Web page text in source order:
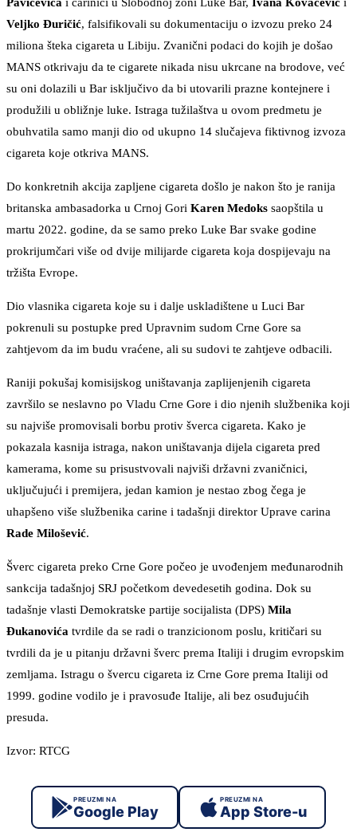
Veljko Đuričić, falsifikovali su dokumentaciju o izvozu preko 24
miliona šteka cigareta u Libiju. Zvanični podaci do kojih je došao
MANS otkrivaju da te cigarete nikada nisu ukrcane na brodove, već
su oni dolazili u Bar isključivo da bi utovarili prazne kontejnere i
produžili u obližnje luke. Istraga tužilaštva u ovom predmetu je
obuhvatila samo manji dio od ukupno 14 slučajeva fiktivnog izvoza
cigareta koje otkriva MANS.
Do konkretnih akcija zapljene cigareta došlo je nakon što je ranija
britanska ambasadorka u Crnoj Gori Karen Medoks saopštila u
martu 2022. godine, da se samo preko Luke Bar svake godine
prokrijumčari više od dvije milijarde cigareta koja dospijevaju na
tržišta Evrope.
Dio vlasnika cigareta koje su i dalje uskladištene u Luci Bar
pokrenuli su postupke pred Upravnim sudom Crne Gore sa
zahtjevom da im budu vraćene, ali su sudovi te zahtjeve odbacili.
Raniji pokušaj komisijskog uništavanja zaplijenjenih cigareta
završilo se neslavno po Vladu Crne Gore i dio njenih službenika koji
su najviše promovisali borbu protiv šverca cigareta. Kako je
pokazala kasnija istraga, nakon uništavanja dijela cigareta pred
kamerama, kome su prisustvovali najviši državni zvaničnici,
uključujući i premijera, jedan kamion je nestao zbog čega je
uhapšeno više službenika carine i tadašnji direktor Uprave carina
Rade Milošević.
Šverc cigareta preko Crne Gore počeo je uvođenjem međunarodnih
sankcija tadašnjoj SRJ početkom devedesetih godina. Dok su
tadašnje vlasti Demokratske partije socijalista (DPS) Mila
Đukanovića tvrdile da se radi o tranzicionom poslu, kritičari su
tvrdili da je u pitanju državni šverc prema Italiji i drugim evropskim
zemljama. Istragu o švercu cigareta iz Crne Gore prema Italiji od
1999. godine vodilo je i pravosuđe Italije, ali bez osuđujućih
presuda.
Izvor: RTCG
PREUZMI NA
Google Play
PREUZMI NA
App Store-u